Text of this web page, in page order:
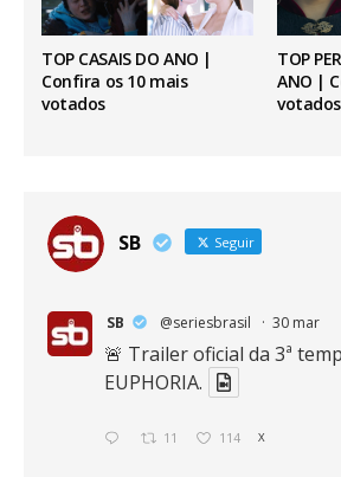
TOP CASAIS DO ANO |
Confira os 10 mais
votados
TOP
ANO |
votados
SB Seguir
SB @seriesbrasil · 30 mar
🚨 Trailer oficial da 3ª
EUPHORIA.
11 114 X